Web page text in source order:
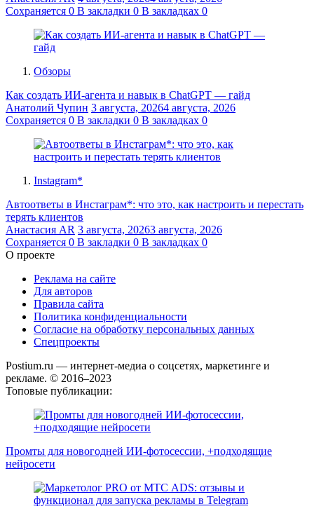
Сохраняется 0 В закладки 0 В закладках 0
Обзоры
Как создать ИИ-агента и навык в ChatGPT — гайд
Анатолий Чупин 3 августа, 20264 августа, 2026
Сохраняется 0 В закладки 0 В закладках 0
Instagram*
Автоответы в Инстаграм*: что это, как настроить и перестать
терять клиентов
Анастасия AR 3 августа, 20263 августа, 2026
Сохраняется 0 В закладки 0 В закладках 0
О проекте
Реклама на сайте
Для авторов
Правила сайта
Политика конфиденциальности
Согласие на обработку персональных данных
Спецпроекты
Postium.ru — интернет-медиа о соцсетях, маркетинге и
рекламе. © 2016–2023
Топовые публикации:
Промты для новогодней ИИ-фотосессии, +подходящие
нейросети